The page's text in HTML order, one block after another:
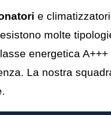
e
molte
energetica
La nostra